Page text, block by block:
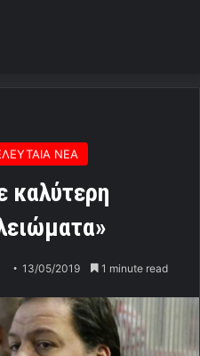
ΝΕΑ
καλύτερη
13/05/2019 1 minute read